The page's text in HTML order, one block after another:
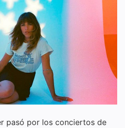
pasó por los conciertos de